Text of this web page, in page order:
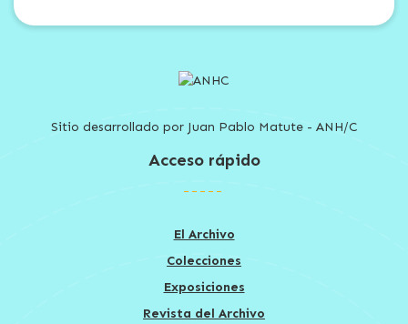
Sitio desarrollado por Juan Pablo Matute - ANH/C
Acceso rápido
El Archivo
Colecciones
Exposiciones
Revista del Archivo